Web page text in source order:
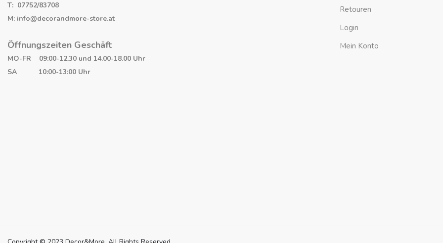
T: 07752/83708
M: info@decorandmore-store.at
Öffnungszeiten Geschäft
MO-FR 09:00-12.30 und 14.00-18.00 Uhr
SA 10:00-13:00 Uhr
Retouren
Login
Mein Konto